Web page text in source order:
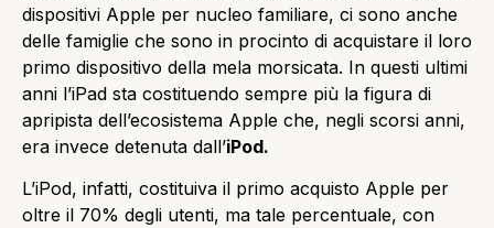
dispositivi Apple per nucleo familiare, ci sono anche
delle famiglie che sono in procinto di acquistare il loro
primo dispositivo della mela morsicata. In questi ultimi
anni l’iPad sta costituendo sempre più la figura di
apripista dell’ecosistema Apple che, negli scorsi anni,
era invece detenuta dall’iPod.
L’iPod, infatti, costituiva il primo acquisto Apple per
oltre il 70% degli utenti, ma tale percentuale, con